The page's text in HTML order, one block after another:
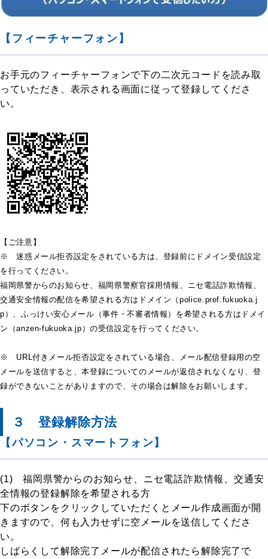
【フィーチャーフォン】
お手元のフィーチャーフォンで下の二次元コードを読み取
っていただき、表示される画面に従って登録してくださ
い。
【ご注意】
※ 迷惑メール拒否設定をされている方は、登録前にドメイン受信設定
を行ってください。
福岡県警からのお知らせ、福岡県警察官採用情報、ニセ電話詐欺情報、
交通安全情報の配信を希望される方はドメイン（police.pref.fukuoka.j
p）、ふっけい安心メール（事件・不審者情報）を希望される方はドメイ
ン（anzen-fukuoka.jp）の受信設定を行ってください。
※ URL付きメール拒否設定をされている場合、メール配信登録用の空
メールを送信すると、本登録についてのメールが返信されなくなり、登
録ができないことがありますので、その場合は解除をお願いします。
３ 登録解除方法
【パソコン・スマートフォン】
(1) 福岡県警からのお知らせ、ニセ電話詐欺情報、交通安
全情報の登録解除を希望される方
下のボタンをクリックしていただくとメール作成画面が開
きますので、何も入力せずに空メールを送信してくださ
い。
しばらくして解除完了メールが配信されたら解除完了で